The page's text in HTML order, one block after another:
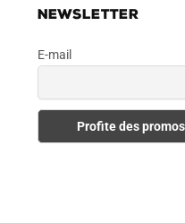
NEWSLETTER
E-mail